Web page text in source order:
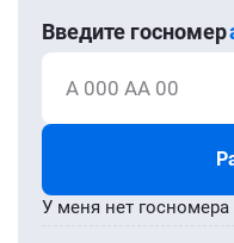
Введите госномер
А 000 АА 00
У меня нет госномера